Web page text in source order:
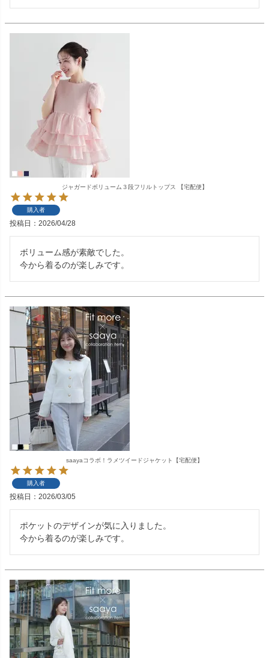
ジャガードボリューム３段フリルトップス 【宅配便】
購入者
投稿日 2026/04/28
ボリューム感が素敵でした。
今から着るのが楽しみです。
saayaコラボ！ラメツイードジャケット【宅配便】
購入者
投稿日 2026/03/05
ポケットのデザインが気に入りました。
今から着るのが楽しみです。